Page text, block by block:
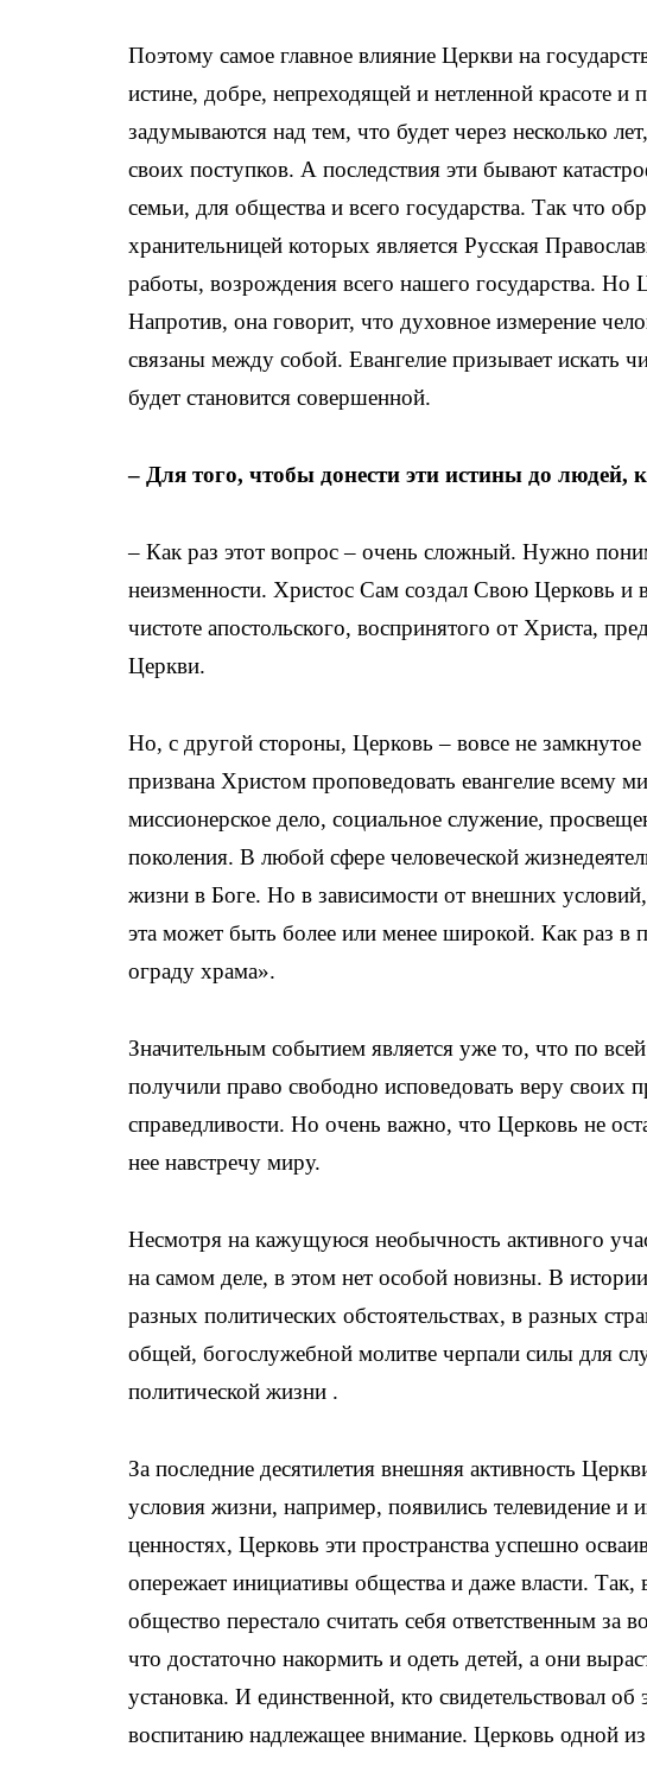
Поэтому самое главное влияние Церкви на
истине, добре, непреходящей и нетленной красоте
задумываются над тем, что будет через несколько
своих поступков. А последствия эти бывают
семьи, для общества и всего государства. Так что
хранительницей которых является Русская
работы, возрождения всего нашего государства. Но
Напротив, она говорит, что духовное измерение
связаны между собой. Евангелие призывает искать
будет становится совершенной.
– Для того, чтобы донести эти истины до людей,
– Как раз этот вопрос – очень сложный. Нужно
неизменности. Христос Сам создал Свою Церковь и
чистоте апостольского, воспринятого от Христа,
Церкви.
Но, с другой стороны, Церковь – вовсе не
призвана Христом проповедовать евангелие всему
миссионерское дело, социальное служение,
поколения. В любой сфере человеческой
жизни в Боге. Но в зависимости от внешних
эта может быть более или менее широкой. Как раз в
ограду храма».
Значительным событием является уже то, что по
получили право свободно исповедовать веру своих
справедливости. Но очень важно, что Церковь не
нее навстречу миру.
Несмотря на кажущуюся необычность активного
на самом деле, в этом нет особой новизны. В
разных политических обстоятельствах, в разных
общей, богослужебной молитве черпали силы для
политической жизни .
За последние десятилетия внешняя активность
условия жизни, например, появились телевидение и
ценностях, Церковь эти пространства успешно
опережает инициативы общества и даже власти.
общество перестало считать себя ответственным за
что достаточно накормить и одеть детей, а они
установка. И единственной, кто свидетельствовал
воспитанию надлежащее внимание. Церковь одной